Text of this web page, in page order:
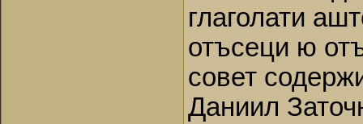
глаголати
отъсеци ю
совет
Даниил